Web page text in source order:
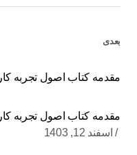
بعدی
مقدمه کتاب اصول تجربه
مقدمه کتاب اصول تجربه
اسفند 12, 1403